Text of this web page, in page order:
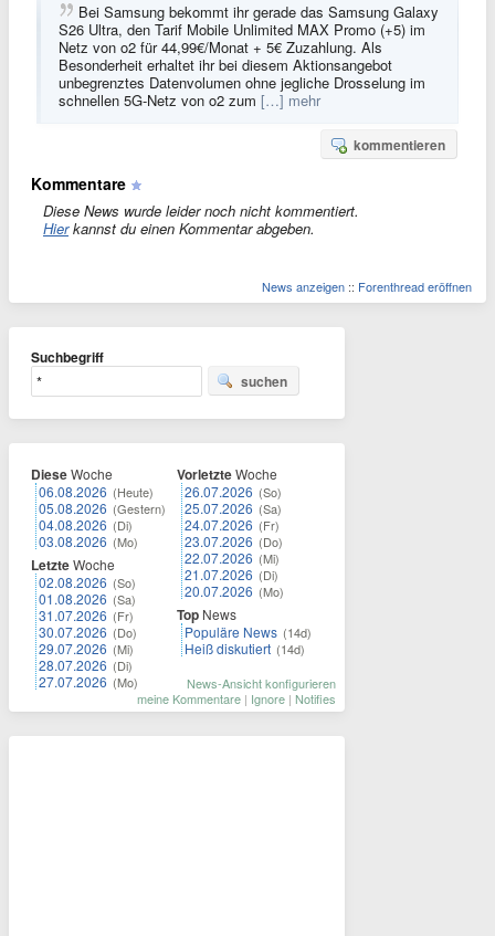
Bei Samsung bekommt ihr gerade das Samsung Galaxy
S26 Ultra, den Tarif Mobile Unlimited MAX Promo (+5) im
Netz von o2 für 44,99€/Monat + 5€ Zuzahlung. Als
Besonderheit erhaltet ihr bei diesem Aktionsangebot
unbegrenztes Datenvolumen ohne jegliche Drosselung im
schnellen 5G-Netz von o2 zum […] mehr
kommentieren
Kommentare
Diese News wurde leider noch nicht kommentiert.
Hierkannst du einen Kommentar abgeben.
News anzeigen :: Forenthread eröffnen
Suchbegriff
suchen
DieseWoche
06.08.2026 (Heute)
05.08.2026 (Gestern)
04.08.2026 (Di)
03.08.2026 (Mo)
LetzteWoche
02.08.2026 (So)
01.08.2026 (Sa)
31.07.2026 (Fr)
30.07.2026 (Do)
29.07.2026 (Mi)
28.07.2026 (Di)
27.07.2026 (Mo)
VorletzteWoche
26.07.2026 (So)
25.07.2026 (Sa)
24.07.2026 (Fr)
23.07.2026 (Do)
22.07.2026 (Mi)
21.07.2026 (Di)
20.07.2026 (Mo)
Top News
Populäre News (14d)
Heiß diskutiert (14d)
News-Ansicht konfigurieren
meine Kommentare | Ignore | Notifies